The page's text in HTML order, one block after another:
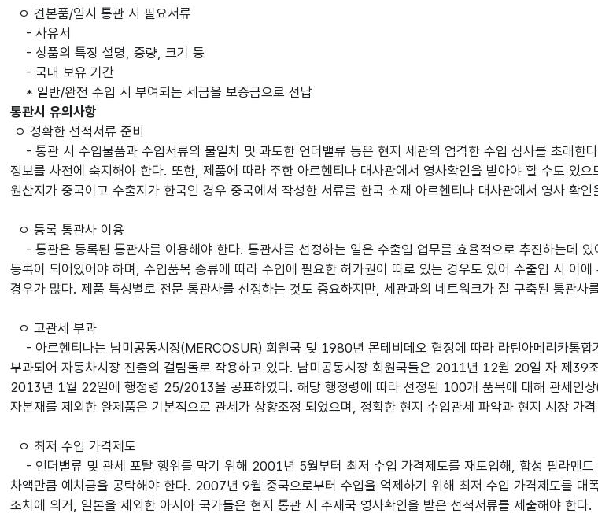
ㅇ 견본품/임시 통관 시 필요서류
- 사유서
- 상품의 특징 설명, 중량, 크기 등
- 국내 보유 기간
* 일반/완전 수입 시 부여되는 세금을 보증금으로 선납
통관시 유의사항
ㅇ 정확한 선적서류 준비
- 통관 시 수입물품과 수입서류의 불일치 및 과도한 언더밸류 등은 현지 세관의 엄격한 수입 심사를 초래한
정보를 사전에 숙지해야 한다. 또한, 제품에 따라 주한 아르헨티나 대사관에서 영사확인을 받아야 할 수도 있
원산지가 중국이고 수출지가 한국인 경우 중국에서 작성한 서류를 한국 소재 아르헨티나 대사관에서 영사 확인
ㅇ 등록 통관사 이용
- 통관은 등록된 통관사를 이용해야 한다. 통관사를 선정하는 일은 수출입 업무를 효율적으로 추진하는데
등록이 되어있어야 하며, 수입품목 종류에 따라 수입에 필요한 허가권이 따로 있는 경우도 있어 수출입 시 이
경우가 많다. 제품 특성별로 전문 통관사를 선정하는 것도 중요하지만, 세관과의 네트워크가 잘 구축된 통관사
ㅇ 고관세 부과
- 아르헨티나는 남미공동시장(MERCOSUR) 회원국 및 1980년 몬테비데오 협정에 따라 라틴아메리카통
부과되어 자동차시장 진출의 걸림돌로 작용하고 있다. 남미공동시장 회원국들은 2011년 12월 20일 자 제39
2013년 1월 22일에 행정령 25/2013을 공표하였다. 해당 행정령에 따라 선정된 100개 품목에 대해 관세인
자본재를 제외한 완제품은 기본적으로 관세가 상향조정 되었으며, 정확한 현지 수입관세 파악과 현지 시장 가
ㅇ 최저 수입 가격제도
- 언더밸류 및 관세 포탈 행위를 막기 위해 2001년 5월부터 최저 수입 가격제도를 재도입해, 합성 필라멘
차액만큼 예치금을 공탁해야 한다. 2007년 9월 중국으로부터 수입을 억제하기 위해 최저 수입 가격제도를
조치에 의거, 일본을 제외한 아시아 국가들은 현지 통관 시 주재국 영사확인을 받은 선적서류를 제출해야 한다.